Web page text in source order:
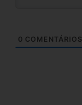
0 COMENTÁRIOS